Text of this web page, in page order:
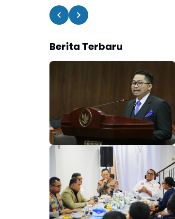
Berita Terbaru